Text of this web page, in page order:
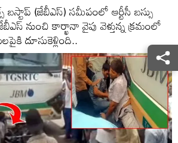
బస్టాప్ (జేబీఎస్) సమీపంలో ఆర్టీసీ బస్సు
నుంచి కార్ఖానా వైపు వెళ్తున్న క్రమంలో
దూసుకెళ్లింది..